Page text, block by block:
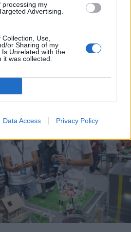
processing my
Advertising.
Use,
or Sharing of my
Unrelated with the
was collected.
Data Access Privacy Policy